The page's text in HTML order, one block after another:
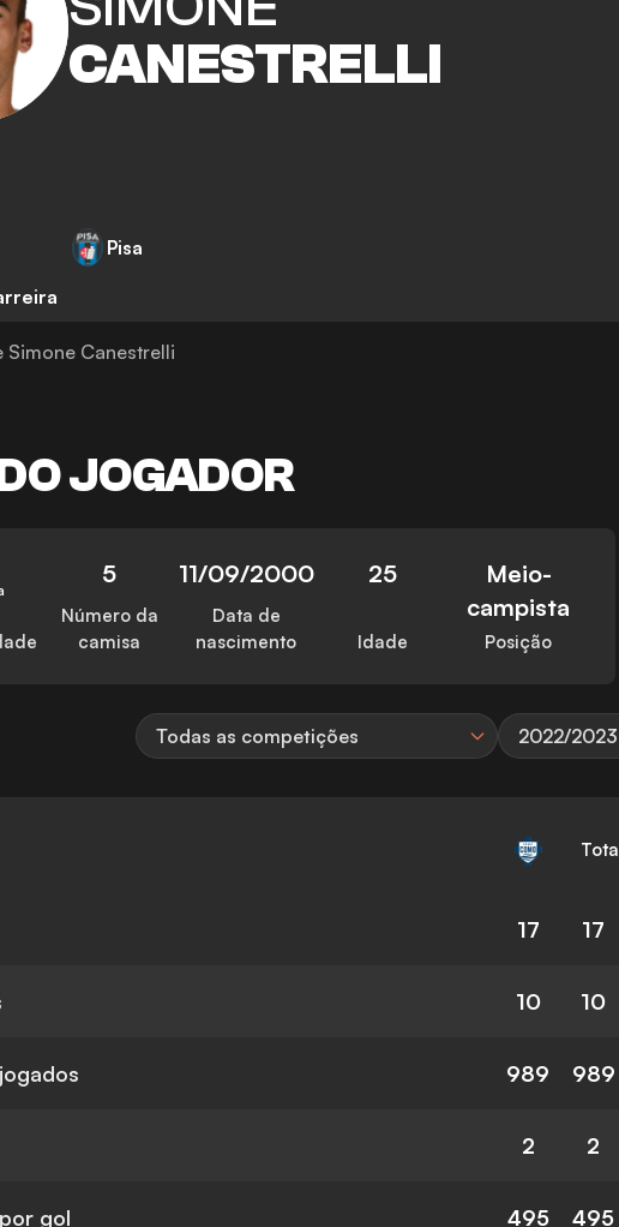
CANESTRELLI
Pisa
Simone Canestrelli
JOGADOR
5
Número da
camisa
11/09/2000
Data de
nascimento
25
Idade
Meio-
campista
Posição
Todas as competições 2022/2023
Total
17 17
10 10
989 989
2 2
gol 495 495